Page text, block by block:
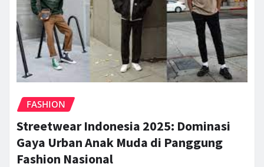
FASHION
Streetwear Indonesia 2025: Dominasi
Gaya Urban Anak Muda di Panggung
Fashion Nasional